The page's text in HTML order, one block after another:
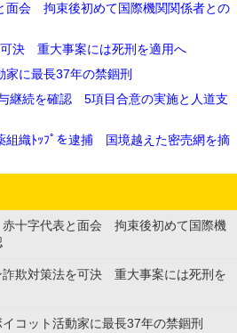
面会 拘束後初めて国際機関関係者との
可決 重大事案には死刑を適用へ
家に最長37年の禁錮刑
与継続を確認 5項目合意の実施と人道支
組織ﾄｯﾌﾟを逮捕 国境越えた密売網を摘
赤十字代表と面会 拘束後初めて国際機
詐欺対策法を可決 重大事案には死刑を
コット活動家に最長37年の禁錮刑